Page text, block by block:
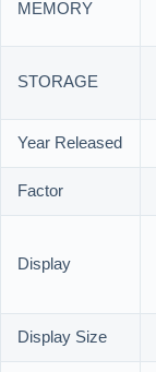
MEMORY
STORAGE
Year Released
Factor
Display
Display Size